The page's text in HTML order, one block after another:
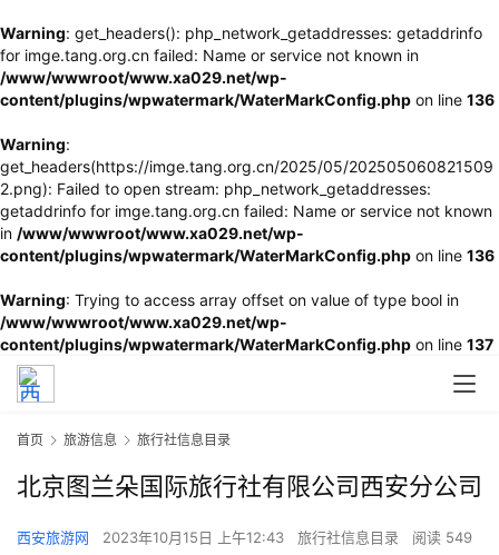
Warning: get_headers(): php_network_getaddresses: getaddrinfo
for imge.tang.org.cn failed: Name or service not known in
/www/wwwroot/www.xa029.net/wp-
content/plugins/wpwatermark/WaterMarkConfig.php on line 136
Warning:
get_headers(https://imge.tang.org.cn/2025/05/202505060821509
2.png): Failed to open stream: php_network_getaddresses:
getaddrinfo for imge.tang.org.cn failed: Name or service not known
in /www/wwwroot/www.xa029.net/wp-
content/plugins/wpwatermark/WaterMarkConfig.php on line 136
Warning: Trying to access array offset on value of type bool in
/www/wwwroot/www.xa029.net/wp-
content/plugins/wpwatermark/WaterMarkConfig.php on line 137
首页 旅游信息 旅行社信息目录
北京图兰朵国际旅行社有限公司西安分公司
西安旅游网 2023年10月15日 上午12:43 旅行社信息目录 阅读 549